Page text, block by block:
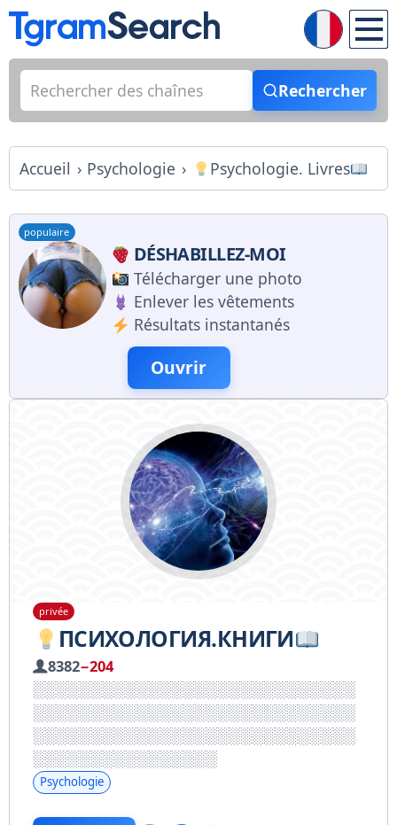
Rechercher
Accueil Psychologie Psychologie. Livres
populaire
DÉSHABILLEZ-MOI
Télécharger une photo
Enlever les vêtements
Résultats instantanés
Ouvrir
privée
ПСИХОЛОГИЯ.КНИГИ
8382−204
Psychologie